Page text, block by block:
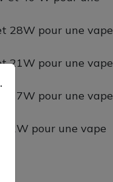
28W pour une vape
21W pour une vape
17W pour une vape
pour une vape